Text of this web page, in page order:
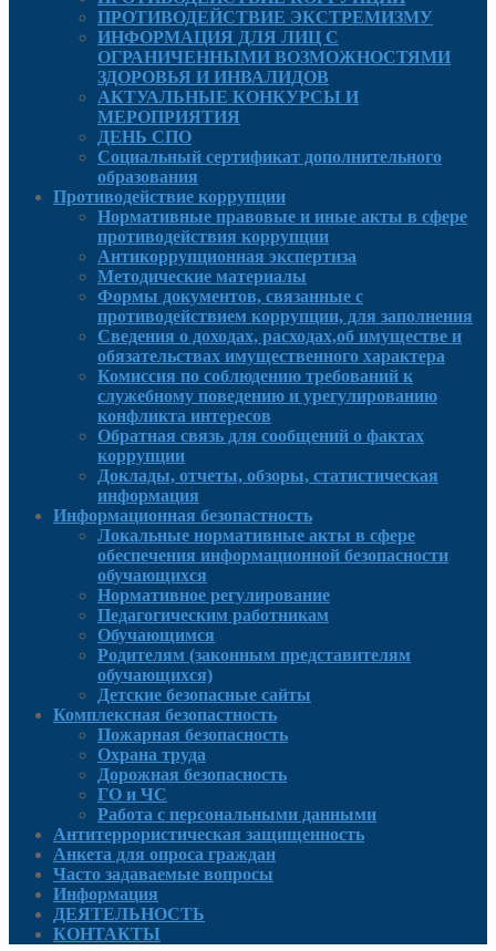
ПРОТИВОДЕЙСТВИЕ ЭКСТРЕМИЗМУ
ИНФОРМАЦИЯ ДЛЯ ЛИЦ С
ОГРАНИЧЕННЫМИ ВОЗМОЖНОСТЯМИ
ЗДОРОВЬЯ И ИНВАЛИДОВ
АКТУАЛЬНЫЕ КОНКУРСЫ И
МЕРОПРИЯТИЯ
ДЕНЬ СПО
Социальный сертификат дополнительного
образования
Противодействие коррупции
Нормативные правовые и иные акты в сфере
противодействия коррупции
Антикоррупционная экспертиза
Методические материалы
Формы документов, связанные с
противодействием коррупции, для заполнения
Сведения о доходах, расходах,об имуществе и
обязательствах имущественного характера
Комиссия по соблюдению требований к
служебному поведению и урегулированию
конфликта интересов
Обратная связь для сообщений о фактах
коррупции
Доклады, отчеты, обзоры, статистическая
информация
Информационная безопастность
Локальные нормативные акты в сфере
обеспечения информационной безопасности
обучающихся
Нормативное регулирование
Педагогическим работникам
Обучающимся
Родителям (законным представителям
обучающихся)
Детские безопасные сайты
Комплексная безопастность
Пожарная безопасность
Охрана труда
Дорожная безопасность
ГО и ЧС
Работа с персональными данными
Антитеррористическая защищенность
Анкета для опроса граждан
Часто задаваемые вопросы
Информация
ДЕЯТЕЛЬНОСТЬ
КОНТАКТЫ